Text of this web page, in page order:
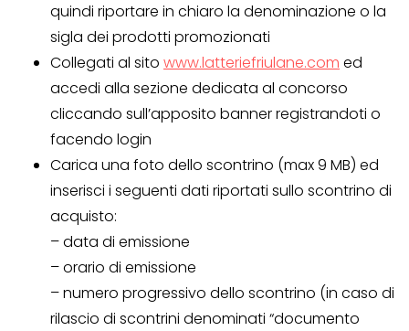
quindi riportare in chiaro la denominazione o la
sigla dei prodotti promozionati
Collegati al sito www.latteriefriulane.com ed
accedi alla sezione dedicata al concorso
cliccando sull’apposito banner registrandoti o
facendo login
Carica una foto dello scontrino (max 9 MB) ed
inserisci i seguenti dati riportati sullo scontrino di
acquisto:
– data di emissione
– orario di emissione
– numero progressivo dello scontrino (in caso di
rilascio di scontrini denominati “documento